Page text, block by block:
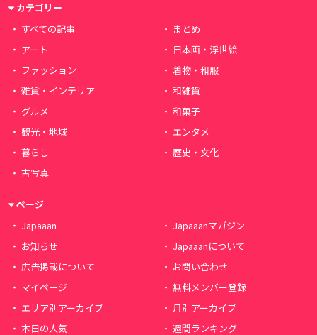
カテゴリー
すべての記事
まとめ
アート
日本画・浮世絵
ファッション
着物・和服
雑貨・インテリア
和雑貨
グルメ
和菓子
観光・地域
エンタメ
暮らし
歴史・文化
古写真
ページ
Japaaan
Japaaanマガジン
お知らせ
Japaaanについて
広告掲載について
お問い合わせ
マイページ
無料メンバー登録
エリア別アーカイブ
月別アーカイブ
本日の人気
週間ランキング